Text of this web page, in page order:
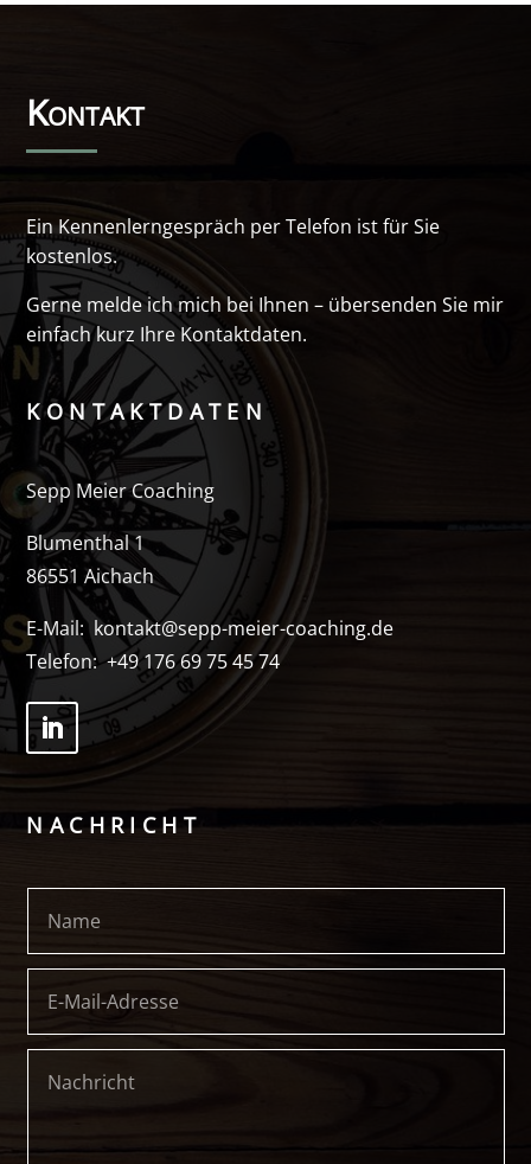
Kontakt
Ein Kennenlerngespräch per Telefon ist für Sie
kostenlos.
Gerne melde ich mich bei Ihnen – übersenden Sie mir
einfach kurz Ihre Kontaktdaten.
KONTAKTDATEN
Sepp Meier Coaching
Blumenthal 1
86551 Aichach
E-Mail:kontakt@sepp-meier-coaching.de
Telefon:+49 176 69 75 45 74
NACHRICHT